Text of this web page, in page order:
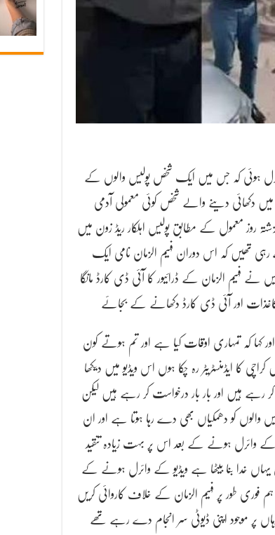
ہوئی کہ جس میں ایک شخص پولیس والوں کے
میں دکھائی دینے والے شخص کوئی معمولی آدمی
روز معمول کے مطابق پولیس اہلکار ریڈ زون میں
تھیں کہ اس دوران فہیم الزمان نامی ایک
فہیم الزمان کے ڈرائیور کا آئی ڈی کارڈ مانگا
اور آئی ڈی کارڈ دکھانے کے بجائے
کہا کہ تمہاری اوقات کیا ہے اور تم ہوتے کون
ایڈمنسٹریٹر رہ چکا ہوں اس ویڈیو میں دیکھا
رہے ہیں اور بار بار درخواست کر رہے ہیں لیکن
والوں کو دھمکیاں بھی دے رہا ہوتا ہے اور ان
کے وائرل ہونے کے بعد اس پر بہت زیادہ تنقید
یہاں خدا بنا بیٹھا ہے ویڈیو کے وائرل ہونے کے
فوری طور پر فہیم الزمان کے خلاف کاروائی کریں
پر موجود اپنی ڈیوٹی سر انجام دے رہے تھے